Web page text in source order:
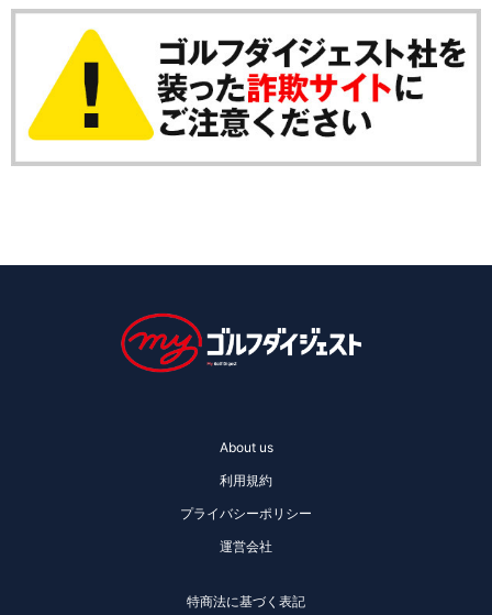
About us
利用規約
プライバシーポリシー
運営会社
特商法に基づく表記